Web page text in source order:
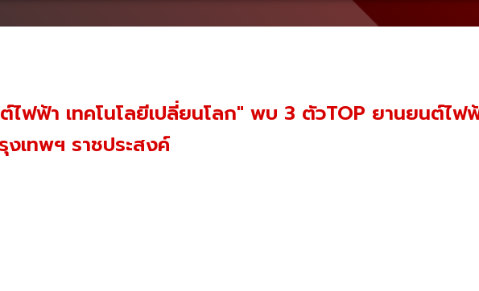
ไฟฟ้า เทคโนโลยีเปลี่ยนโลก" พบ 3 ตัวTOP ยานยนต์ไฟ
งเทพฯ ราชประสงค์